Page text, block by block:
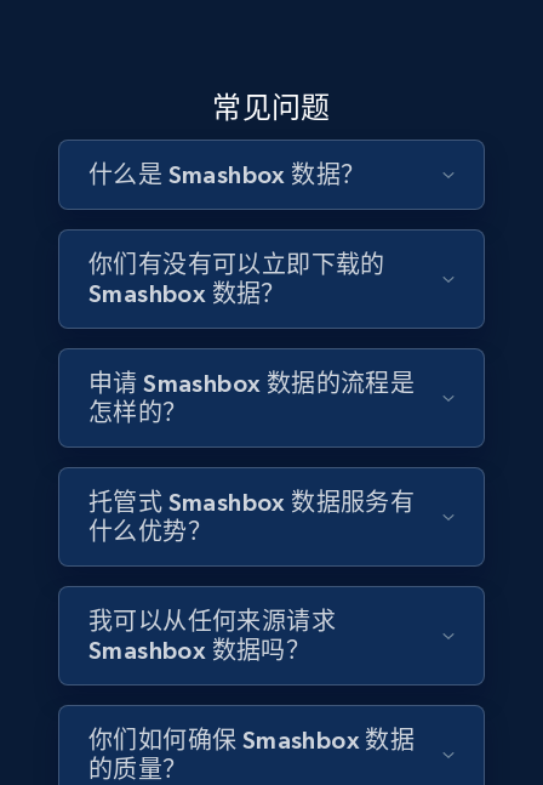
Glassdoor companies overview information
ID, Company, Ratings overall, Details size,
Details founded, Details type, Country code,
Business Popular Enriched
Google maps reviews
URL, Place id, Place name, Country, Address,
Review id, Reviewer name, Reviews by reviewer,
and more.
Business
4.2K+ 303+ 立即购买
因。美妆零售商、品牌策略团队以及雅诗兰黛集团
（Estée Lauder）品牌组合分析师可以使用结构化的产品
数据，追踪 Smashbox 如何演进其系列架构、管理品牌
联名，并在无动物实验、纯素产品线中强化其“影棚出
身”的专业背书。
联系销售团队
等品类中主打“影棚级”承诺，其消费者对持妆表现的讨
论尤其热烈。美妆市场研究人员与零售采购方可以分析
公开可得的评论，识别哪些表现诉求——持久度、控
油、上镜妆效——最能引发消费者共鸣，并将 Smashbox
联系销售团队
常见问题
什么是 Smashbox 数据？
你们有没有可以立即下载的
Smashbox 数据？
申请 Smashbox 数据的流程是
怎样的？
托管式 Smashbox 数据服务有
什么优势？
我可以从任何来源请求
Smashbox 数据吗？
你们如何确保 Smashbox 数据
的质量？